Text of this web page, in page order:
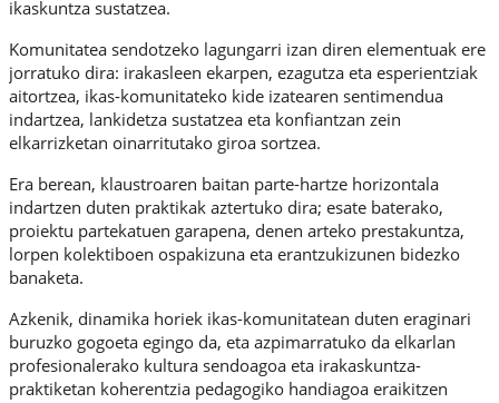
ikaskuntza sustatzea.
Komunitatea sendotzeko lagungarri izan diren elementuak ere
jorratuko dira: irakasleen ekarpen, ezagutza eta esperientziak
aitortzea, ikas-komunitateko kide izatearen sentimendua
indartzea, lankidetza sustatzea eta konfiantzan zein
elkarrizketan oinarritutako giroa sortzea.
Era berean, klaustroaren baitan parte-hartze horizontala
indartzen duten praktikak aztertuko dira; esate baterako,
proiektu partekatuen garapena, denen arteko prestakuntza,
lorpen kolektiboen ospakizuna eta erantzukizunen bidezko
banaketa.
Azkenik, dinamika horiek ikas-komunitatean duten eraginari
buruzko gogoeta egingo da, eta azpimarratuko da elkarlan
profesionalerako kultura sendoagoa eta irakaskuntza-
praktiketan koherentzia pedagogiko handiagoa eraikitzen